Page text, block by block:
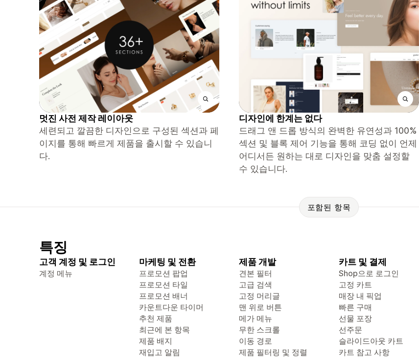
멋진 사전 제작 레이아웃
세련되고 깔끔한 디자인으로 구성된 섹션과 페
이지를 통해 빠르게 제품을 출시할 수 있습니
다.
디자인에 한계는 없다
드래그 앤 드롭 방식의 완벽한 유연성과 100%
섹션 및 블록 제어 기능을 통해 코딩 없이 언제
어디서든 원하는 대로 디자인을 맞춤 설정할
수 있습니다.
포함된 항목
특징
고객 계정 및 로그인
계정 메뉴
마케팅 및 전환
프로모션 팝업
프로모션 타일
프로모션 배너
카운트다운 타이머
추천 제품
최근에 본 항목
제품 배지
재입고 알림
제품 개발
견본 필터
고급 검색
고정 머리글
맨 위로 버튼
메가 메뉴
무한 스크롤
이동 경로
제품 필터링 및 정렬
카트 및 결제
Shop으로 로그인
고정 카트
매장 내 픽업
빠른 구매
선물 포장
선주문
슬라이드아웃 카트
카트 참고 사항